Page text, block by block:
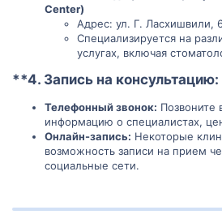
Center)
Адрес: ул. Г. Ласхишвили,
Специализируется на
услугах, включая
**4. Запись на консультацию:
Телефонный звонок: Позвоните
информацию о специалистах,
Онлайн-запись: Некоторые
возможность записи на прием
социальные сети.